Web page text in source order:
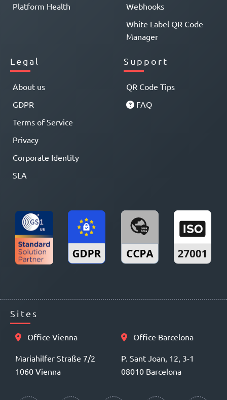
Platform Health
Webhooks
White Label QR Code
Manager
Legal
About us
GDPR
Terms of Service
Privacy
Corporate Identity
SLA
Support
QR Code Tips
FAQ
Sites
Office Vienna
Mariahilfer Straße 7/2
1060 Vienna
Office Barcelona
P. Sant Joan, 12, 3-1
08010 Barcelona